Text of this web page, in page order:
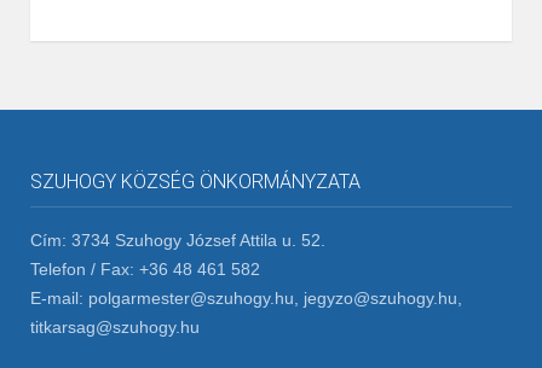
SZUHOGY KÖZSÉG ÖNKORMÁNYZATA
Cím: 3734 Szuhogy József Attila u. 52.
Telefon / Fax: +36 48 461 582
E-mail: polgarmester@szuhogy.hu, jegyzo@szuhogy.hu,
titkarsag@szuhogy.hu